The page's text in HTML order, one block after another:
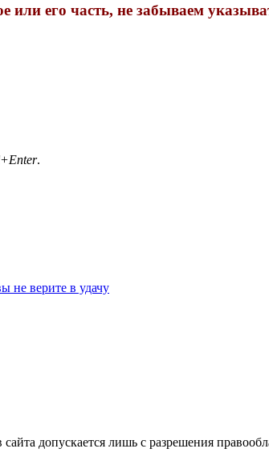
его часть, не забываем
.
не верите в удачу
допускается лишь с разрешения